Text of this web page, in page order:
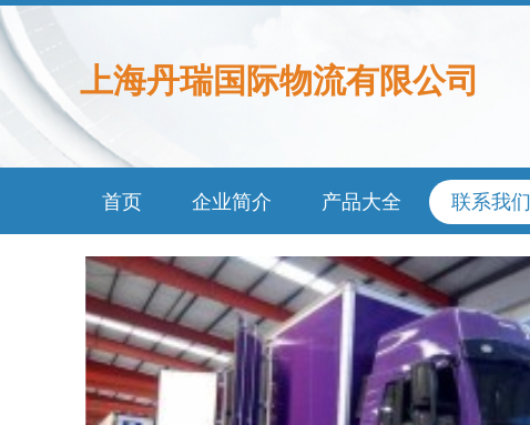
上海丹瑞国际物流有限公司
首页 企业简介 产品大全 联系我们